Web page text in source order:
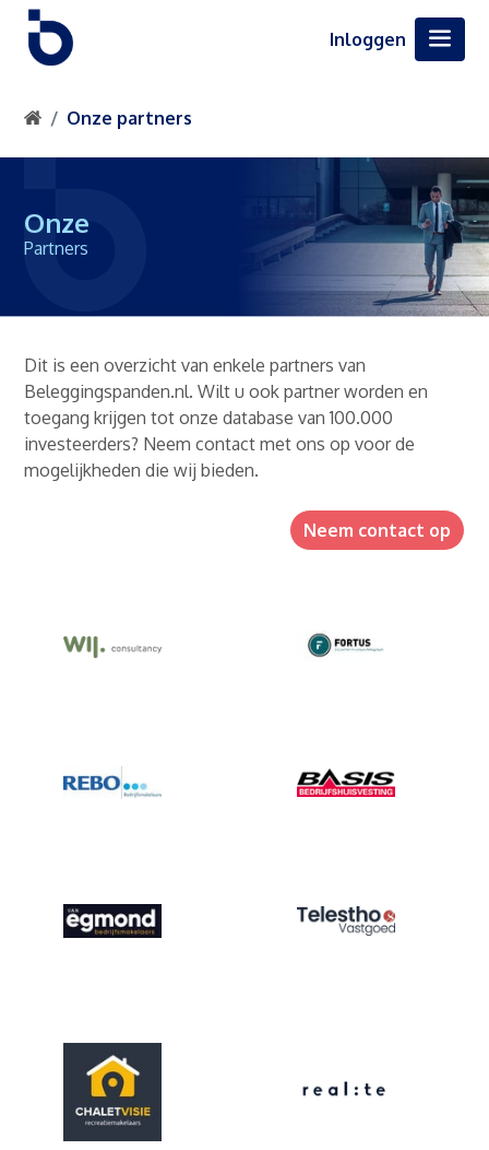
Inloggen
Onze partners
Onze
Partners
Dit is een overzicht van enkele partners van
Beleggingspanden.nl. Wilt u ook partner worden en
toegang krijgen tot onze database van 100.000
investeerders? Neem contact met ons op voor de
mogelijkheden die wij bieden.
Neem contact op